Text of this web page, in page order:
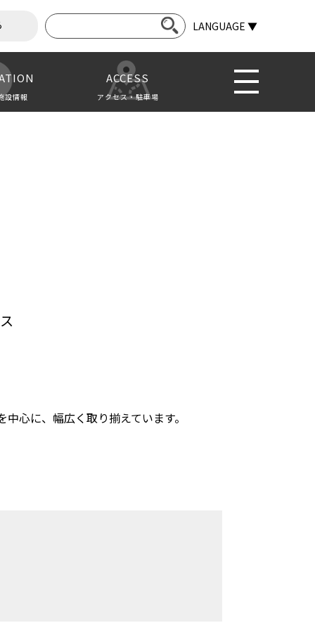
LANGUAGE ▼
設情報
ACCESS
アクセス・駐車場
心に、幅広く取り揃えています。